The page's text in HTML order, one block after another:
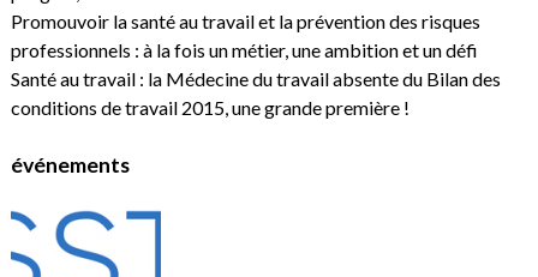
Promouvoir la santé au travail et la prévention des risques
professionnels : à la fois un métier, une ambition et un défi
Santé au travail : la Médecine du travail absente du Bilan des
conditions de travail 2015, une grande première !
événements